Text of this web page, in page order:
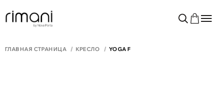
ГЛАВНАЯ СТРАНИЦА КРЕСЛО YOGA F